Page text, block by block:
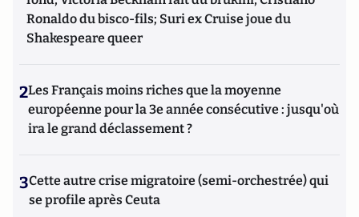
Ronaldo du bisco-fils; Suri ex Cruise joue du
Shakespeare queer
2Les Français moins riches que la moyenne
européenne pour la 3e année consécutive : jusqu'où
ira le grand déclassement ?
3Cette autre crise migratoire (semi-orchestrée) qui
se profile après Ceuta